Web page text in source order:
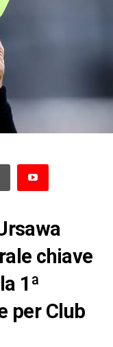
chiave
1ª
per Club